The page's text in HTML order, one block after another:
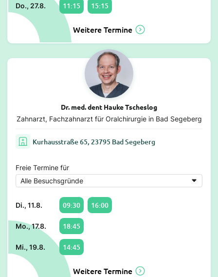
Do., 27.8. 11:15 15:15
Weitere Termine
Dr. med. dent Hauke Tscheslog
Zahnarzt, Fachzahnarzt für Oralchirurgie in Bad Segeberg
Kurhausstraße 65, 23795 Bad Segeberg
Freie Termine für
Di., 11.8. 09:30 16:00
Mo., 17.8. 18:45
Mi., 19.8. 14:45
Weitere Termine